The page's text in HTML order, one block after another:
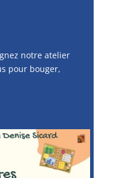
notre atelier
pour bouger,